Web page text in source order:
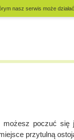
nasz serwis może
możesz poczuć
przytulną